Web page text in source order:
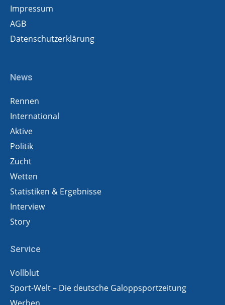
Impressum
AGB
Datenschutzerklärung
News
Rennen
International
Aktive
Politik
Zucht
Wetten
Statistiken & Ergebnisse
Interview
Story
Service
Vollblut
Sport-Welt – Die deutsche Galoppsportzeitung